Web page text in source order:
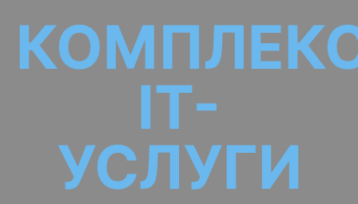
IT-
УСЛУГИ